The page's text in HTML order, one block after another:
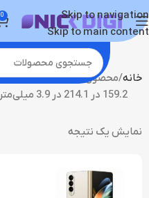
Skip to navigation
Skip to main content
0
خانه محصول ابعاد
نمایش یک نتیجه